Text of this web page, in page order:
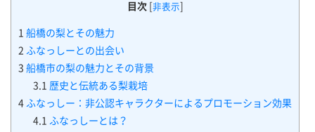
目次 [非表示]
1 船橋の梨とその魅力
2 ふなっしーとの出会い
3 船橋市の梨の魅力とその背景
3.1 歴史と伝統ある梨栽培
4 ふなっしー：非公認キャラクターによるプロモーション効果
4.1 ふなっしーとは？